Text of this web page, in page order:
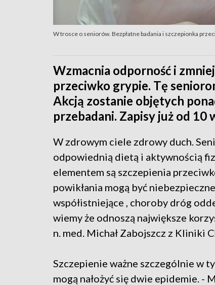
W trosce o seniorów. Bezpłatne badania i szczepionka
Wzmacnia odporność i
przeciwko grypie. Tę
Akcją zostanie objętych
przebadani. Zapisy już od 10
W zdrowym ciele zdrowy duch.
odpowiednią dietą i aktywnością
elementem są szczepienia
powikłania mogą być
współistniejące , choroby dróg
wiemy że odnoszą największe
n. med. Michał Zabojszcz z Kliniki
Szczepienie ważne szczególnie w
mogą nałożyć się dwie epidemie. -